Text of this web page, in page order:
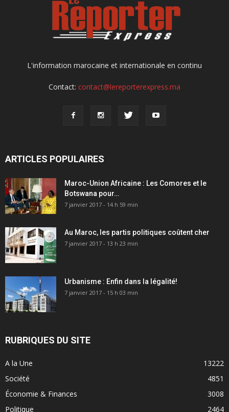
L'information marocaine et internationale en continu
Contact: contact@lereporterexpress.ma
ARTICLES POPULAIRES
Maroc-Union Africaine : Les Comores et le
Botswana pour…
7 janvier 2017 - 14 h 59 min
Au Maroc, les partis politiques coûtent cher
7 janvier 2017 - 13 h 23 min
Urbanisme : Enfin dans la légalité!
7 janvier 2017 - 15 h 03 min
RUBRIQUES DU SITE
A la Une
13222
Société
4851
Économie & Finances
3008
Politique
2464